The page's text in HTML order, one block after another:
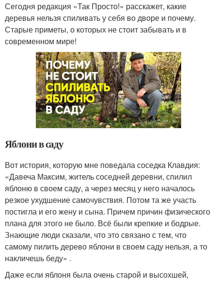
Сегодня редакция «Так Просто!» расскажет, какие
деревья нельзя спиливать у себя во дворе и почему.
Старые приметы, о которых не стоит забывать и в
современном мире!
Яблони в саду
Вот история, которую мне поведала соседка Клавдия:
«Давеча Максим, житель соседней деревни, спилил
яблоню в своем саду, а через месяц у него началось
резкое ухудшение самочувствия. Потом та же участь
постигла и его жену и сына. Причем причин физического
плана для этого не было. Всё были крепкие и бодрые.
Знающие люди сказали, что это связано с тем, что
самому пилить дерево яблони в своем саду нельзя, а то
накличешь беду» .
Даже если яблоня была очень старой и высохшей,